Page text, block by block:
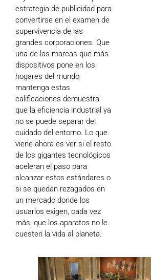
estrategia de publicidad para
convertirse en el examen de
supervivencia de las
grandes corporaciones. Que
una de las marcas que más
dispositivos pone en los
hogares del mundo
mantenga estas
calificaciones demuestra
que la eficiencia industrial ya
no se puede separar del
cuidado del entorno. Lo que
viene ahora es ver si el resto
de los gigantes tecnológicos
aceleran el paso para
alcanzar estos estándares o
si se quedan rezagados en
un mercado donde los
usuarios exigen, cada vez
más, que los aparatos no le
cuesten la vida al planeta.